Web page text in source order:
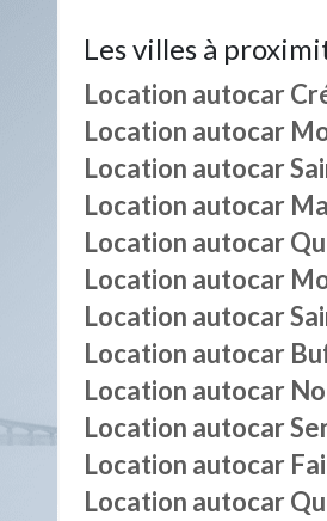
Les villes à
Location autocar
Location autocar
Location autocar
Location autocar
Location autocar
Location autocar
Location autocar
Location autocar
Location autocar
Location autocar
Location autocar
Location autocar